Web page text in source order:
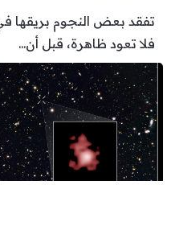
تفقد بعض النجوم بريقها
فلا تعود ظاهرة، قبل أن...